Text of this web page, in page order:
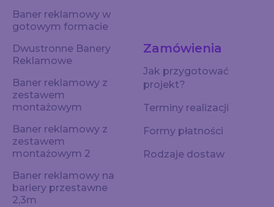
Baner reklamowy w
gotowym formacie
Dwustronne Banery
Reklamowe
Baner reklamowy z
zestawem
montażowym
Baner reklamowy z
zestawem
montażowym 2
Baner reklamowy na
bariery przestawne
2,3m
Zamówienia
Jak przygotować
projekt?
Terminy realizacji
Formy płatności
Rodzaje dostaw